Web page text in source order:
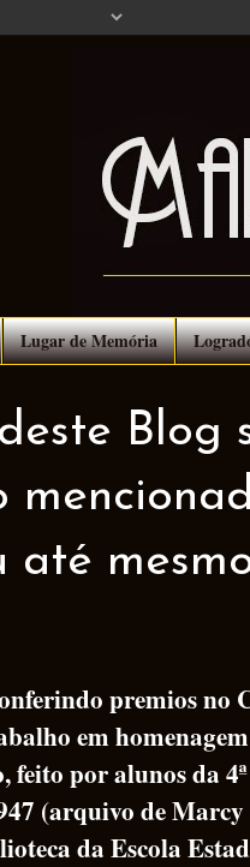
Lugar de Memória
Blog
até
premios no
em
feito por alunos da
(arquivo de
da Escola